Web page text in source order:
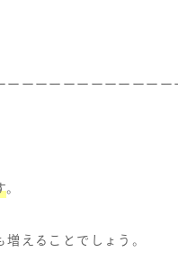
ーーーーーーーーーーー
。
えることでしょう。